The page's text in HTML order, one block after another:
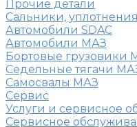
Прочие детали
Сальники, уплотнения
Автомобили SDAC
Автомобили МАЗ
Бортовые грузовики
Седельные тягачи
Самосвалы МАЗ
Сервис
Услуги и сервисное
Сервисное